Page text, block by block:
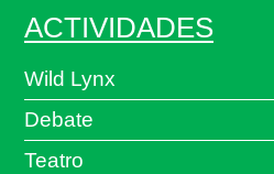
ACTIVIDADES
Wild Lynx
Debate
Teatro